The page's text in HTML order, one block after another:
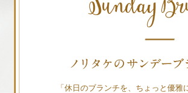
「休日のブランチを、ちょっと優雅